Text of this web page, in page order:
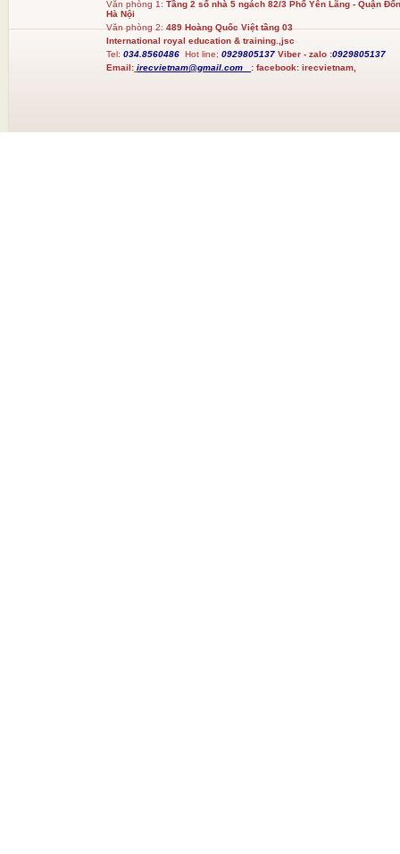
Văn phòng 1:Tầng 2 số nhà 5 ngách 82/3 Phố Yên Lãng - Quận
Hà Nội
Văn phòng 2:489 Hoàng Quốc Việt tầng 03
International royal education & training.,jsc
Tel:034.8560486Hot line; 0929805137 Viber - zalo :0929805137
Email: irecvietnam@gmail.com :facebook: irecvietnam,